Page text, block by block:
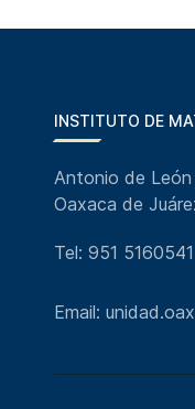
INSTITUTO DE
Antonio de
Oaxaca de
Tel: 951
Email: